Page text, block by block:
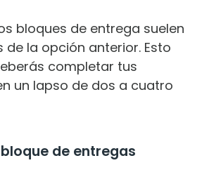
bloques de entrega suelen
de la opción anterior. Esto
completar tus
un lapso de dos a cuatro
de entregas